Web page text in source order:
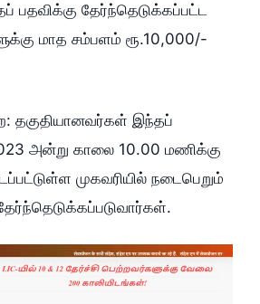
பதவிக்கு தேர்ந்தெடுக்கப்பட்ட
மாத சம்பளம் ரூ.10,000/-
தகுதியானவர்கள் இந்தப்
அன்று காலை 10.00 மணிக்கு
முகவரியில் நடைபெறும்